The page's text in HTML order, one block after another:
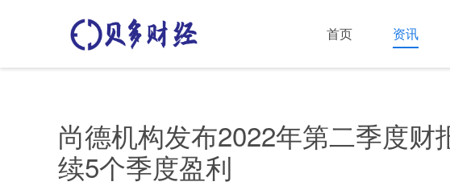
首页 资讯
尚德机构发布2022年第二季度财
续5个季度盈利